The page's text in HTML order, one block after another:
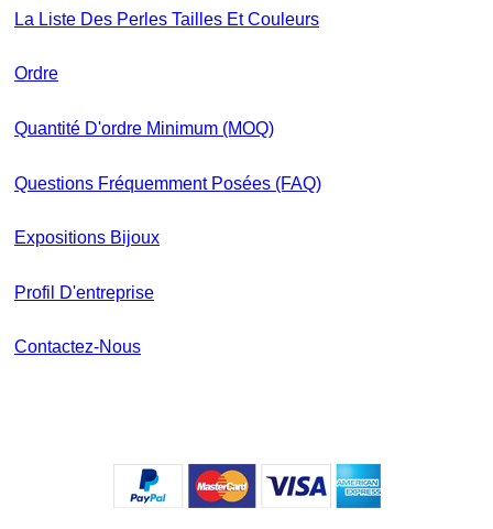
La Liste Des Perles Tailles Et Couleurs
Ordre
Quantité D'ordre Minimum (MOQ)
Questions Fréquemment Posées (FAQ)
Expositions Bijoux
Profil D'entreprise
Contactez-Nous